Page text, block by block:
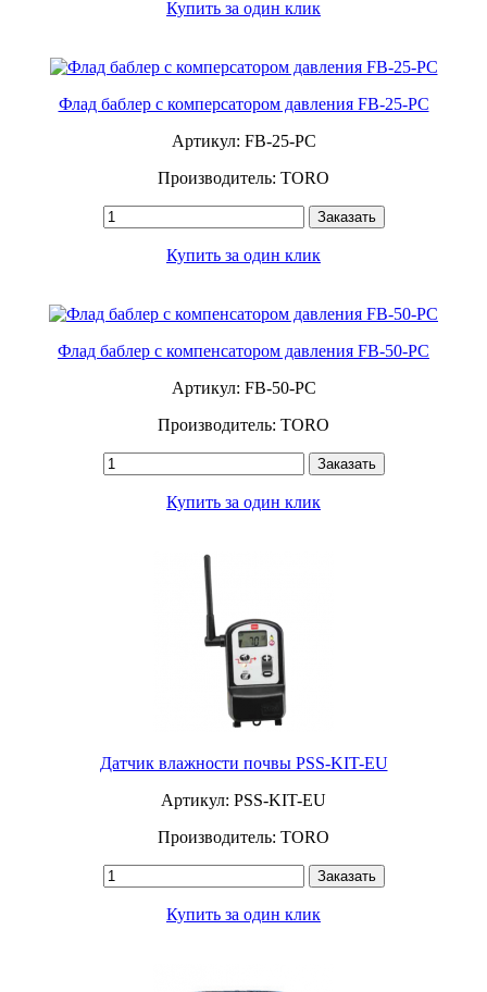
Купить за один клик
Флад баблер с комперсатором давления FB-25-PC
Артикул: FB-25-PC
Производитель: TORO
Заказать
Купить за один клик
Флад баблер с компенсатором давления FB-50-PC
Артикул: FB-50-PC
Производитель: TORO
Заказать
Купить за один клик
Датчик влажности почвы PSS-KIT-EU
Артикул: PSS-KIT-EU
Производитель: TORO
Заказать
Купить за один клик